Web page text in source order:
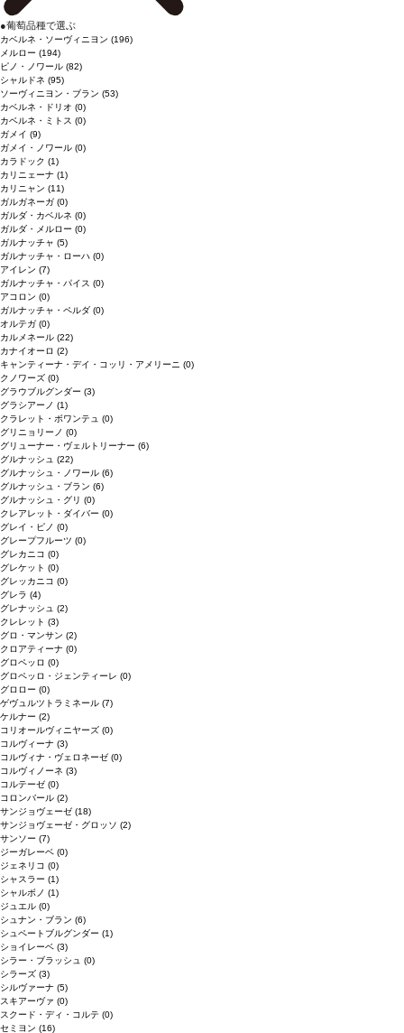
●葡萄品種で選ぶ
カベルネ・ソーヴィニヨン (196)
メルロー (194)
ピノ・ノワール (82)
シャルドネ (95)
ソーヴィニヨン・ブラン (53)
カベルネ・ドリオ (0)
カベルネ・ミトス (0)
ガメイ (9)
ガメイ・ノワール (0)
カラドック (1)
カリニェーナ (1)
カリニャン (11)
ガルガネーガ (0)
ガルダ・カベルネ (0)
ガルダ・メルロー (0)
ガルナッチャ (5)
ガルナッチャ・ローハ (0)
アイレン (7)
ガルナッチャ・パイス (0)
アコロン (0)
ガルナッチャ・ペルダ (0)
オルテガ (0)
カルメネール (22)
カナイオーロ (2)
キャンティーナ・デイ・コッリ・アメリーニ (0)
クノワーズ (0)
グラウブルグンダー (3)
グラシアーノ (1)
クラレット・ボワンテュ (0)
グリニョリーノ (0)
グリューナー・ヴェルトリーナー (6)
グルナッシュ (22)
グルナッシュ・ノワール (6)
グルナッシュ・ブラン (6)
グルナッシュ・グリ (0)
クレアレット・ダイバー (0)
グレイ・ピノ (0)
グレープフルーツ (0)
グレカニコ (0)
グレケット (0)
グレッカニコ (0)
グレラ (4)
グレナッシュ (2)
クレレット (3)
グロ・マンサン (2)
クロアティーナ (0)
グロペッロ (0)
グロペッロ・ジェンティーレ (0)
グロロー (0)
ゲヴュルツトラミネール (7)
ケルナー (2)
コリオールヴィニヤーズ (0)
コルヴィーナ (3)
コルヴィナ・ヴェロネーゼ (0)
コルヴィノーネ (3)
コルテーゼ (0)
コロンバール (2)
サンジョヴェーゼ (18)
サンジョヴェーゼ・グロッソ (2)
サンソー (7)
ジーガレーベ (0)
ジェネリコ (0)
シャスラー (1)
シャルボノ (1)
ジュエル (0)
シュナン・ブラン (6)
シュペートブルグンダー (1)
ショイレーベ (3)
シラー・ブラッシュ (0)
シラーズ (3)
シルヴァーナ (5)
スキアーヴァ (0)
スクード・ディ・コルテ (0)
セミヨン (16)